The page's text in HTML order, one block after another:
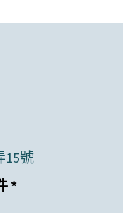
15號
*